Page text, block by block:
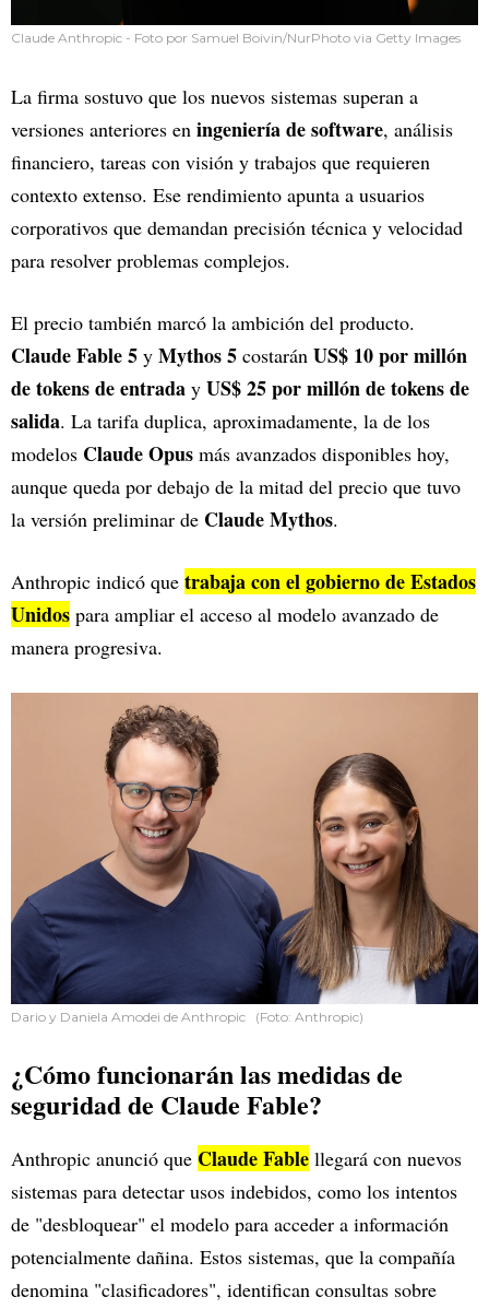
Claude Anthropic - Foto por Samuel Boivin/NurPhoto via Getty Images
La firma sostuvo que los nuevos sistemas superan a
versiones anteriores en ingeniería de software, análisis
financiero, tareas con visión y trabajos que requieren
contexto extenso. Ese rendimiento apunta a usuarios
corporativos que demandan precisión técnica y velocidad
para resolver problemas complejos.
El precio también marcó la ambición del producto.
Claude Fable 5 y Mythos 5 costarán US$ 10 por millón
de tokens de entrada y US$ 25 por millón de tokens de
salida. La tarifa duplica, aproximadamente, la de los
modelos Claude Opus más avanzados disponibles hoy,
aunque queda por debajo de la mitad del precio que tuvo
la versión preliminar de Claude Mythos.
Anthropic indicó que trabaja con el gobierno de Estados
Unidos para ampliar el acceso al modelo avanzado de
manera progresiva.
Dario y Daniela Amodei de Anthropic (Foto: Anthropic)
¿Cómo funcionarán las medidas de
seguridad de Claude Fable?
Anthropic anunció que Claude Fable llegará con nuevos
sistemas para detectar usos indebidos, como los intentos
de "desbloquear" el modelo para acceder a información
potencialmente dañina. Estos sistemas, que la compañía
denomina "clasificadores", identifican consultas sobre